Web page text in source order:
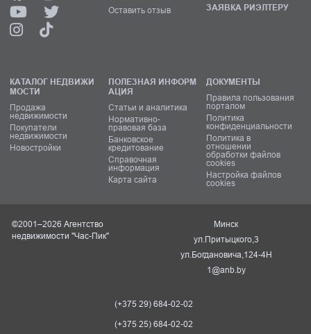
Оставить отзыв
ЗАЯВКА РИЭЛТЕРУ
КАТАЛОГ НЕДВИЖИ
МОСТИ
Продажа
недвижимости
Покупатели
недвижимости
Новостройки
ПОЛЕЗНАЯ ИНФОРМ
АЦИЯ
Статьи и аналитика
Нормативно-
правовая база
Банковское
кредитование
Справочная
информация
Карта сайта
ДОКУМЕНТЫ
Правила пользования
порталом
Политика
конфиденциальности
Политика в
отношении
обработки файлов
cookies
Настройка файлов
cookies
©2001–2026 Агентство
недвижимости "Час-Пик"
Минск
ул.Притыцкого,3
ул.Богдановича,124-4Н
1@anb.by
(+375 29) 684-02-02
(+375 25) 684-02-02